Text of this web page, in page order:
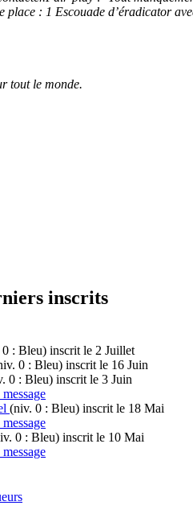
: 1 Escouade d’éradicator
tout le monde.
inscrits
: Bleu) inscrit le 2 Juillet
0 : Bleu) inscrit le 16 Juin
0 : Bleu) inscrit le 3 Juin
(niv. 0 : Bleu) inscrit le 18 Mai
0 : Bleu) inscrit le 10 Mai